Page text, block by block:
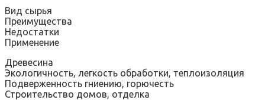
Вид сырья
Преимущества
Недостатки
Применение
Древесина
Экологичность, легкость обработки, теплоизоляция
Подверженность гниению, горючесть
Строительство домов, отделка